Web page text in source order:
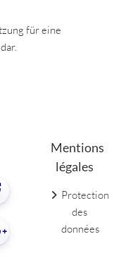
für eine
Mentions
légales
Protection
des
données